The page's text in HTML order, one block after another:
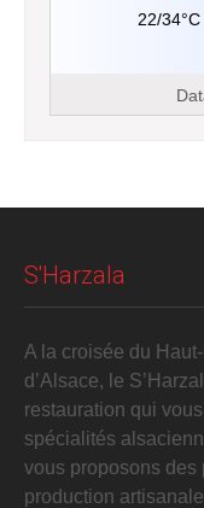
22/34°C
S'Harzala
A la croisée du
d’Alsace, le
restauration qui
spécialités
vous proposons des
production